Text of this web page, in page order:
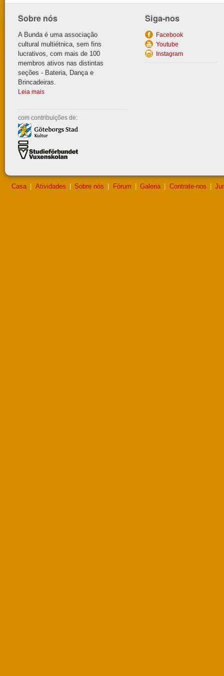
Sobre nós
A Bunda é uma associação
cultural multiétnica, sem fins
lucrativos, com mais de 100
membros ativos nas distintas
seções - Bateria, Dança e
Brincadeiras.
Leia mais
com contribuições de:
Siga-nos
Facebook
Youtube
Instagram
Casa | Atividades | Sobre nós | Fórum | Galeria | Contrate-nos |